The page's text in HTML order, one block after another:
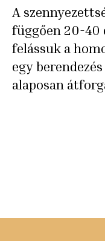
A
függően 20-40
felássuk a
egy
alaposan